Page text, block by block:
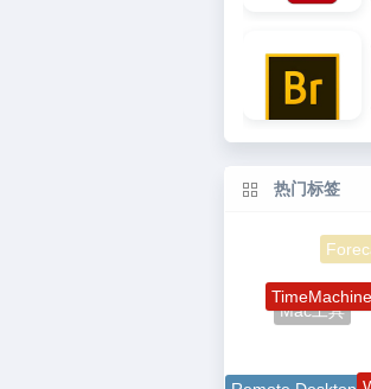
热门标签
Mac工具
Remote Desktop